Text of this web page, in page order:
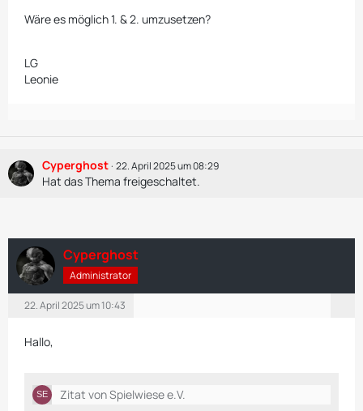
Wäre es möglich 1. & 2. umzusetzen?
LG
Leonie
Cyperghost 22. April 2025 um 08:29
Hat das Thema freigeschaltet.
Cyperghost
Administrator
22. April 2025 um 10:43
Hallo,
Zitat von Spielwiese e.V.